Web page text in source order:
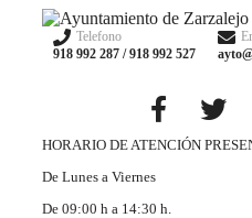
Saltar
contenido
Telefono
918 992 287 / 918 992 527
HORARIO DE ATENCIÓN
De Lunes a Viernes
De 09:00 h a 14:30 h.